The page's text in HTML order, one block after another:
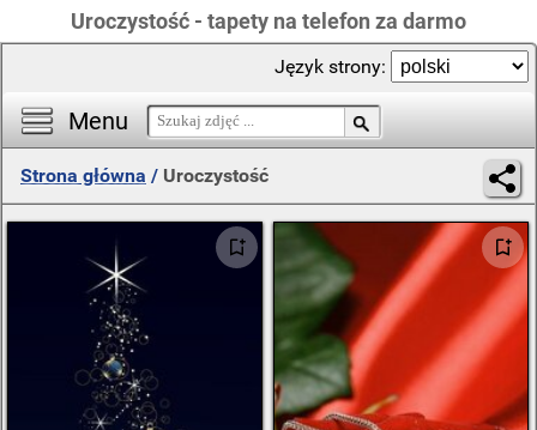
Uroczystość - tapety na telefon za darmo
Menu
Język strony:
Strona główna / Uroczystość